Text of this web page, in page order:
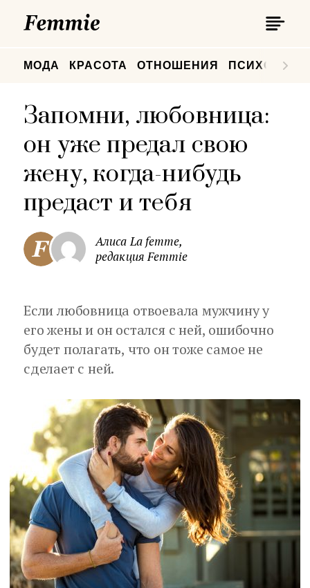
МОДА КРАСОТА ОТНОШЕНИЯ
Запомни, любовница:
он уже предал свою
жену, когда-нибудь
предаст и тебя
Алиса La femme,
редакция Femmie
Если любовница отвоевала мужчину у
его жены и он остался с ней, ошибочно
будет полагать, что он тоже самое не
сделает с ней.